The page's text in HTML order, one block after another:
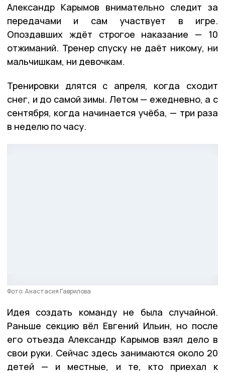
Александр Карымов внимательно следит за
передачами и сам участвует в игре.
Опоздавших ждёт строгое наказание — 10
отжиманий. Тренер спуску не даёт никому, ни
мальчишкам, ни девочкам.
Тренировки длятся с апреля, когда сходит
снег, и до самой зимы. Летом — ежедневно, а с
сентября, когда начинается учёба, — три раза
в неделю по часу.
Фото: Анастасия Гаврилова
Идея создать команду не была случайной.
Раньше секцию вёл Евгений Ильин, но после
его отъезда Александр Карымов взял дело в
свои руки. Сейчас здесь занимаются около 20
детей — и местные, и те, кто приехал к